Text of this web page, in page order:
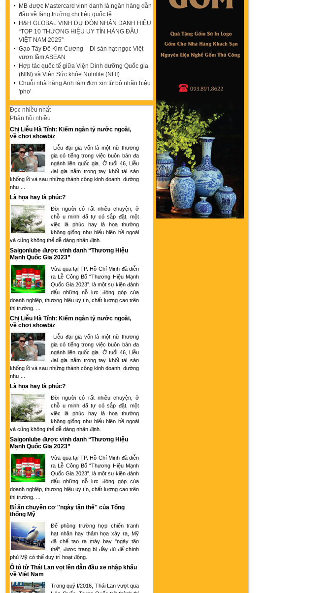
MB được Mastercard vinh danh là ngân hàng dẫn
đầu về tăng trưởng chi tiêu quốc tế
H&H GLOBAL VINH DỰ ĐÓN NHẬN DANH HIỆU
“TOP 10 THƯƠNG HIỆU UY TÍN HÀNG ĐẦU
VIỆT NAM 2025”
Gạo Tây Đô Kim Cương – Di sản hạt ngọc Việt
vươn tầm ASEAN
Hợp tác quốc tế giữa Viện Dinh dưỡng Quốc gia
(NIN) và Viện Sức khỏe Nutrilite (NHI)
Chuỗi nhà hàng Anh làm đơn xin từ bỏ nhãn hiệu
'pho'
Đọc nhiều nhất
Phản hồi nhiều
Chị Liễu Hà Tĩnh: Kiếm ngàn tỷ nước ngoài,
về chơi showbiz
Liễu đại gia vốn là một nữ thương
gia có tiếng trong việc buôn bán đa
ngành liên quốc gia. Ở tuổi 46, Liễu
đại gia nắm trong tay khối tài sản
khổng lồ và sau những thành công kinh doanh, dường
như ...
Là họa hay là phúc?
Đời người có rất nhiều chuyện, ở
chỗ u minh đã tự có sắp đặt, một
việc là phúc hay là họa thường
không giống như biểu hiện bề ngoài
và cũng không thể dễ dàng nhận định.
Saigonlube được vinh danh “Thương Hiệu
Mạnh Quốc Gia 2023”
Vừa qua tại TP. Hồ Chí Minh đã diễn
ra Lễ Công Bố “Thương Hiệu Mạnh
Quốc Gia 2023”, là một sự kiện đánh
dấu những nỗ lực đóng góp của
doanh nghiệp, thương hiệu uy tín, chất lượng cao trên
thị trường. ...
Chị Liễu Hà Tĩnh: Kiếm ngàn tỷ nước ngoài,
về chơi showbiz
Liễu đại gia vốn là một nữ thương
gia có tiếng trong việc buôn bán đa
ngành liên quốc gia. Ở tuổi 46, Liễu
đại gia nắm trong tay khối tài sản
khổng lồ và sau những thành công kinh doanh, dường
như ...
Là họa hay là phúc?
Đời người có rất nhiều chuyện, ở
chỗ u minh đã tự có sắp đặt, một
việc là phúc hay là họa thường
không giống như biểu hiện bề ngoài
và cũng không thể dễ dàng nhận định.
Saigonlube được vinh danh “Thương Hiệu
Mạnh Quốc Gia 2023”
Vừa qua tại TP. Hồ Chí Minh đã diễn
ra Lễ Công Bố “Thương Hiệu Mạnh
Quốc Gia 2023”, là một sự kiện đánh
dấu những nỗ lực đóng góp của
doanh nghiệp, thương hiệu uy tín, chất lượng cao trên
thị trường. ...
Bí ẩn chuyên cơ ''ngày tận thế'' của Tổng
thống Mỹ
Để phòng trường hợp chiến tranh
hạt nhân hay thảm họa xảy ra, Mỹ
đã chế tạo ra máy bay "ngày tận
thế", được trang bị đầy đủ để chính
phủ Mỹ có thể duy trì hoạt động.
Ô tô từ Thái Lan vọt lên dẫn đầu xe nhập khẩu
về Việt Nam
Trong quý I/2016, Thái Lan vượt qua